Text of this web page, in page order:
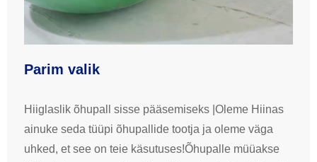
Parim valik
Hiiglaslik õhupall sisse pääsemiseks |Oleme Hiinas
ainuke seda tüüpi õhupallide tootja ja oleme väga
uhked, et see on teie käsutuses!Õhupalle müüakse